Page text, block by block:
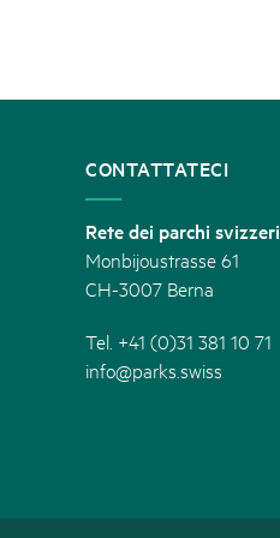
CONTATTATECI
Rete dei parchi svizzeri
Monbijoustrasse 61
CH-3007 Berna
Tel. +41 (0)31 381 10 71
info@parks.swiss